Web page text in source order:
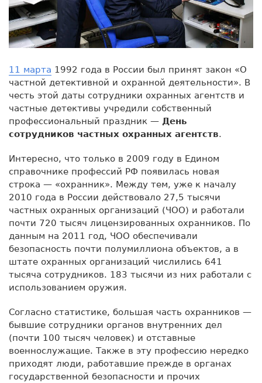
11 марта 1992 года в России был принят закон «О
частной детективной и охранной деятельности». В
честь этой даты сотрудники охранных агентств и
частные детективы учредили собственный
профессиональный праздник — День
сотрудников частных охранных агентств.
Интересно, что только в 2009 году в Едином
справочнике профессий РФ появилась новая
строка — «охранник». Между тем, уже к началу
2010 года в России действовало 27,5 тысячи
частных охранных организаций (ЧОО) и работали
почти 720 тысяч лицензированных охранников. По
данным на 2011 год, ЧОО обеспечивали
безопасность почти полумиллиона объектов, а в
штате охранных организаций числились 641
тысяча сотрудников. 183 тысячи из них работали с
использованием оружия.
Согласно статистике, большая часть охранников —
бывшие сотрудники органов внутренних дел
(почти 100 тысяч человек) и отставные
военнослужащие. Также в эту профессию нередко
приходят люди, работавшие прежде в органах
государственной безопасности и прочих